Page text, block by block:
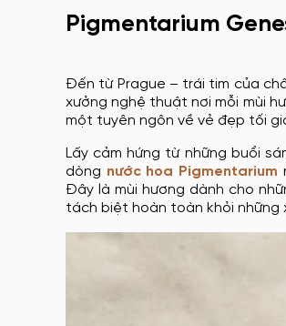
Pigmentarium
Đến từ Prague – trái tim của
xưởng nghệ thuật nơi mỗi mùi
một tuyên ngôn về vẻ đẹp tối
Lấy cảm hứng từ những buổi
dòng nước hoa Pigmentarium
Đây là mùi hương dành cho
tách biệt hoàn toàn khỏi những